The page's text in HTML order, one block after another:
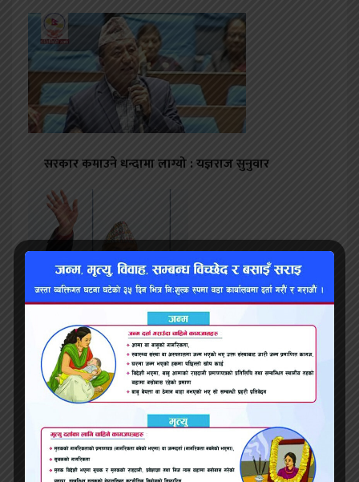
सरकार कमाउने धन्दामा लाग्यो : यज्ञराज सुनुवार
साउन ३१ गते अनेमसंघले अन्तर्राष्ट्रिय युवा दिवस २०२२ को
सन्दर्भमा ‘राजनीति र युवा महिला’ विषयक राष्ट्रिय स्तरको
विचार गोष्ठी गर्ने